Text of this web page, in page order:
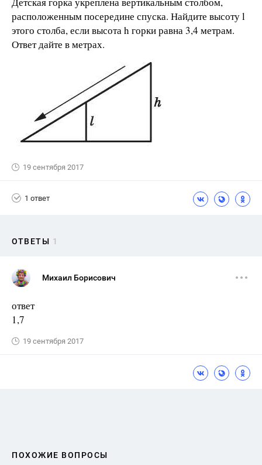
расположенным посередине спуска. Найдите высоту l
этого столба, если высота h горки равна 3,4 метрам.
Ответ дайте в метрах.
19 сентября 2017
1 ответ
ОТВЕТЫ 1
Михаил Борисович
ответ
1,7
19 сентября 2017
ПОХОЖИЕ ВОПРОСЫ